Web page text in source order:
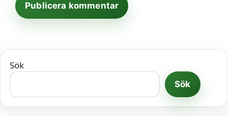
Sök
Sök